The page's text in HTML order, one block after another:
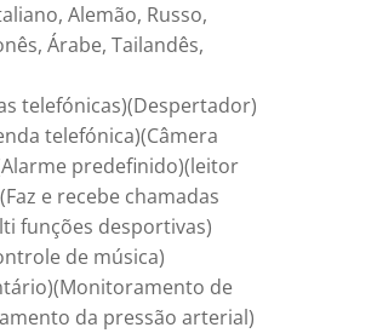
Alemão, Russo,
Árabe, Tailandês,
telefónicas)(Despertador)
telefónica)(Câmera
predefinido)(leitor
e recebe chamadas
funções desportivas)
de música)
de
da pressão arterial)